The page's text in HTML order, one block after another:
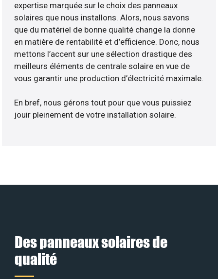
expertise marquée sur le choix des panneaux
solaires que nous installons. Alors, nous savons
que du matériel de bonne qualité change la donne
en matière de rentabilité et d’efficience. Donc, nous
mettons l’accent sur une sélection drastique des
meilleurs éléments de centrale solaire en vue de
vous garantir une production d’électricité maximale.
En bref, nous gérons tout pour que vous puissiez
jouir pleinement de votre installation solaire.
Des panneaux solaires de
qualité